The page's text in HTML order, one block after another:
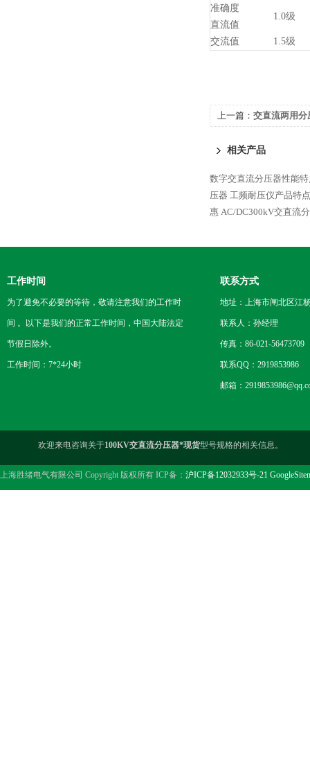
准确度
直流值
1.0级
交流值 1.5级
上一篇： 交直流两用
相关产品
数字交直流分压器性能
压器 工频耐压仪产品特点
惠 AC/DC300kV交直流
工作时间
为了避免不必要的等待，敬请注意我们的工作时
间 。以下是我们的正常工作时间，中国大陆法定
节假日除外。
工作时间：7*24小时
联系方式
地址：上海市闸北区江
联系人：孙经理
传真：86-021-56473709
联系QQ：2919853986
邮箱：
欢迎来电咨询关于100KV交直流分压器*现货型号规格的相关信息。
上海胜绪电气有限公司 Copyright 版权所有 ICP备： 沪ICP备12032933号-21